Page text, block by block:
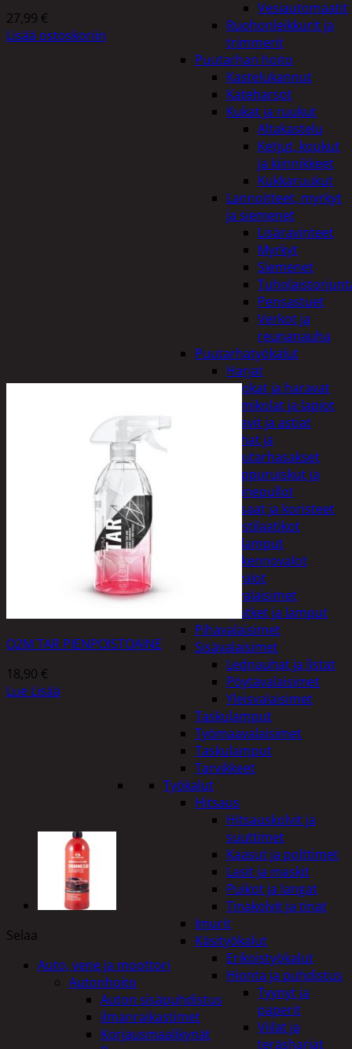
Vesiautomaatit
Ruohonleikkurit ja
trimmerit
Puutarhan hoito
Kastelukannut
Kateharsot
Kukat ja ruukut
Altakastelu
Ketjut, koukut
ja kiinnikkeet
Kukkaruukut
Lannoitteet, myrkyt
ja siemenet
Lisäravinteet
Myrkyt
Siemenet
Pensastuet
Verkot ja
reunanauha
Puutarhatyökalut
Harjat
Kuokat ja haravat
Lumikolat ja lapiot
Saavit ja astiat
Sahat ja
puutarhasakset
Reppuruiskut ja
painepullot
Pihapatsaat ja koristeet
Postilaatikot
Valaisimet ja lamput
Aurinkokennovalot
Koristevalot
Koristevalaisimet
Loisteputket ja lamput
Pihavalaisimet
Sisävalaisimet
Lednauhat ja listat
Pöytävalaisimet
Yleisvalaisimet
Taskulamput
Työmaavalaisimet
Taskulamput
Tarvikkeet
Työkalut
Hitsaus
Hitsauskolvit ja
suuttimet
Kaasut ja polttimet
Lasit ja maskit
Puikot ja langat
Tinakolvit ja tinat
Imurit
Käsityökalut
Erikoistyökalut
Hionta ja puhdistus
Tyynyt ja
paperit
Viilat ja
teräsharjat
27,99 €
Lisää ostoskoriin
Q2M TAR PIENPOISTOAINE
18,90 €
Lue Lisää
Selaa
Auto, vene ja moottori
Autonhoito
Auton sisäpuhdistus
ilmanraikastimet
Korjausmaalikynät